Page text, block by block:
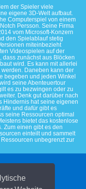
der Spieler viele
eigene 3D-Welt aufbaut.
Computerspiel von einem
Persson. Seine Firma
vom Microsoft-Konzern
den Spielablauf stetig
miteinbezieht
Videospielen auf der
dass zunächst aus Blöcken
wird. Es kann mit allerlei
Daneben kann der
begeben und jeden Winkel
seine Abenteuertour
es zu bezwingen oder zu
Denk gut darüber nach
Hindernis hat seine eigenen
und dafür gibt es
seine Ressourcen optimal
bietet das kostenlose
Zum einen gibt es den
einteilt und sammelt
unbegrenzt zur